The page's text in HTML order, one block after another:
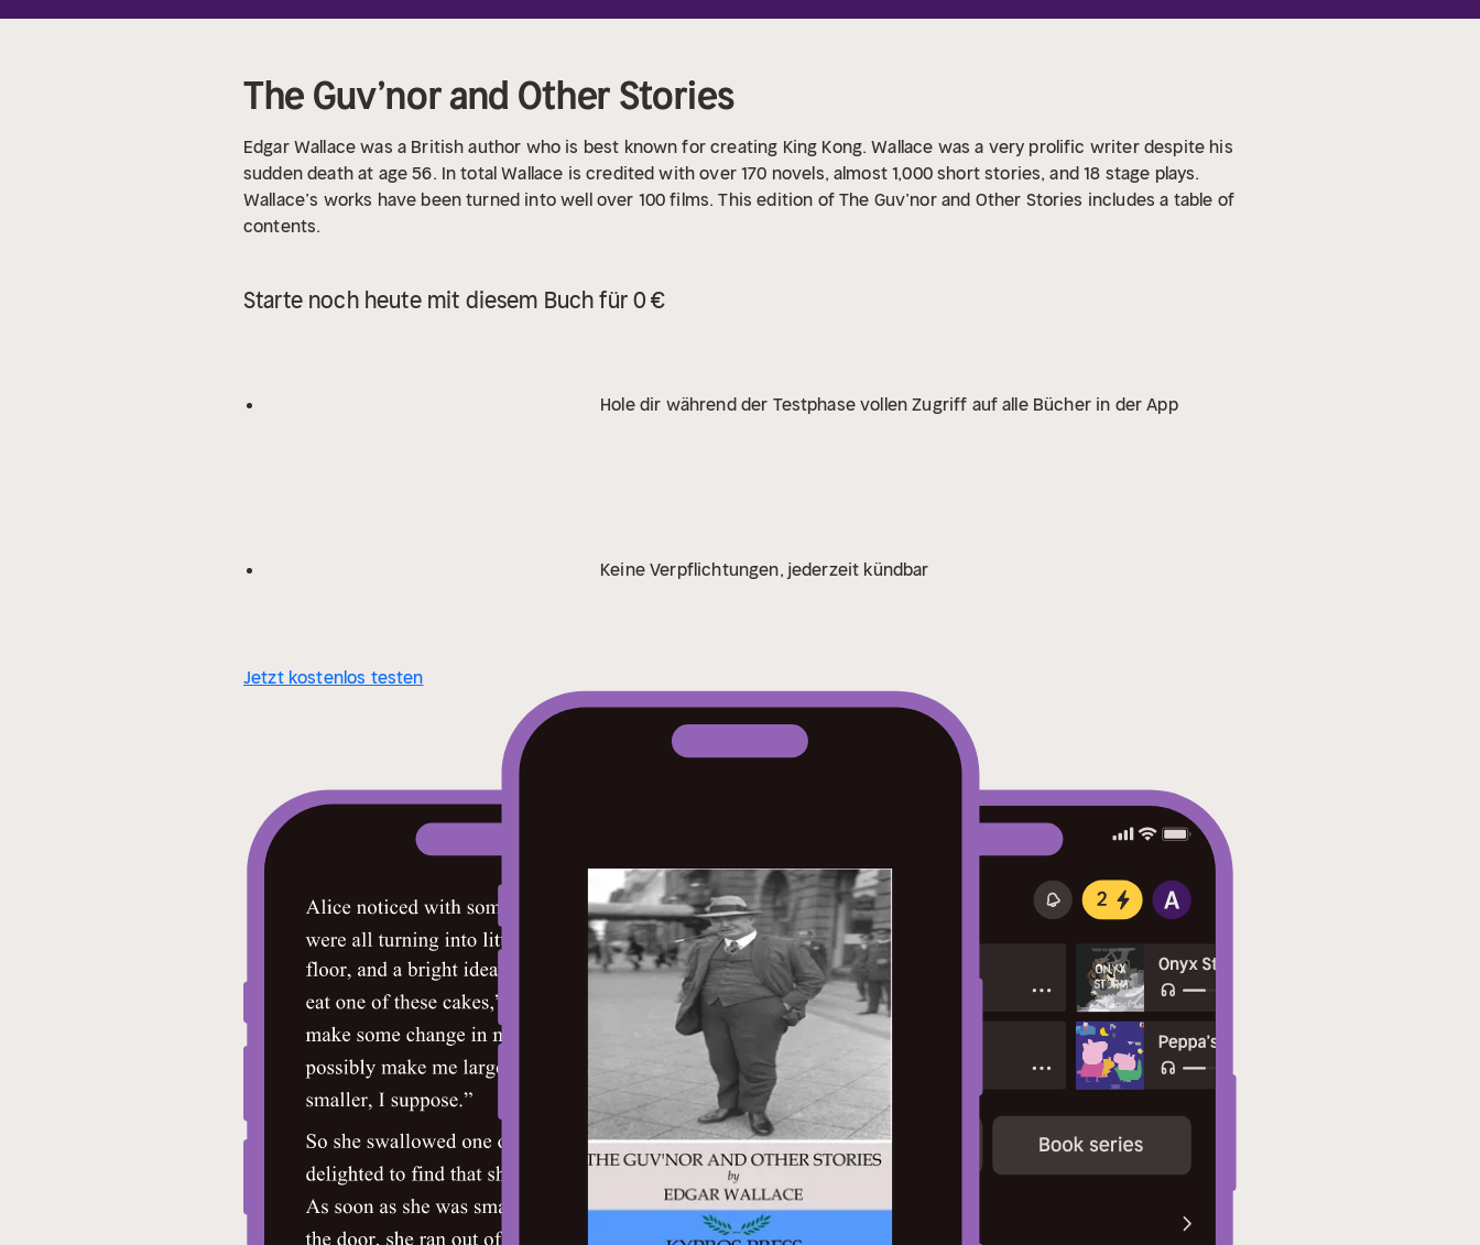
The Guv’nor and Other Stories
Edgar Wallace was a British author who is best known for creating King Kong. Wallace was a very prolific writer despite his
sudden death at age 56. In total Wallace is credited with over 170 novels, almost 1,000 short stories, and 18 stage plays.
Wallace’s works have been turned into well over 100 films. This edition of The Guv’nor and Other Stories includes a table of
contents.
Starte noch heute mit diesem Buch für 0 €
Hole dir während der Testphase vollen Zugriff auf alle Bücher in der App
Keine Verpflichtungen, jederzeit kündbar
Jetzt kostenlos testen